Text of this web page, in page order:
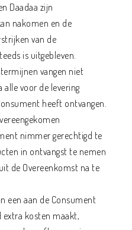
Daadaa zijn
nakomen en de
van de
is uitgebleven.
vangen niet
alle voor de levering
heeft ontvangen.
nimmer gerechtigd te
in ontvangst te nemen
de Overeenkomst na te
een aan de Consument
kosten maakt,